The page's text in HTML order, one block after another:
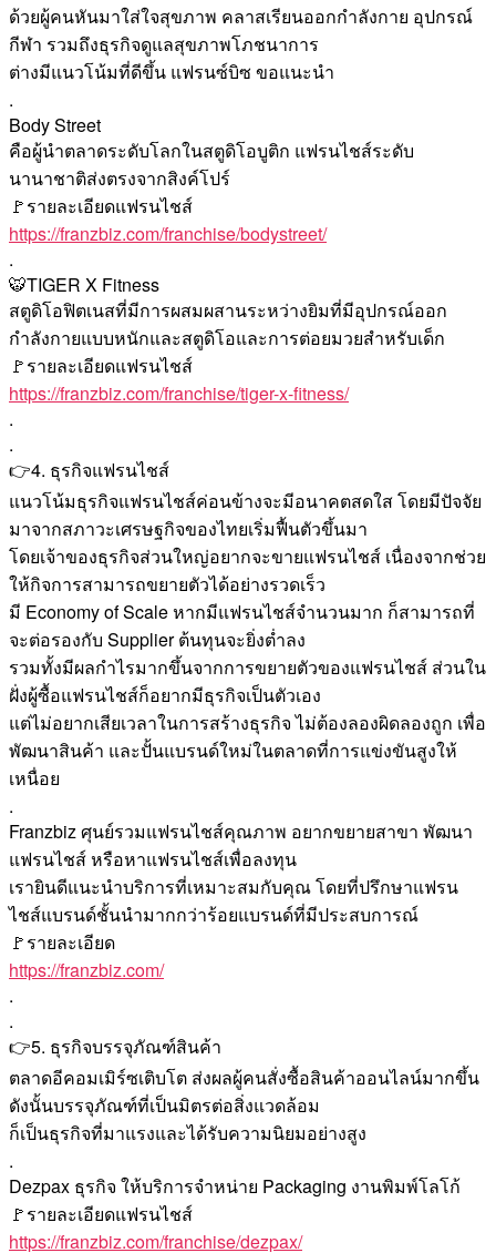
ด้วยผู้คนหันมาใส่ใจสุขภาพ คลาสเรียนออกกำลังกาย อุปกรณ์
กีฬา รวมถึงธุรกิจดูแลสุขภาพโภชนาการ
ต่างมีแนวโน้มที่ดีขึ้น แฟรนซ์บิซ ขอแนะนำ
.
Body Street
คือผู้นำตลาดระดับโลกในสตูดิโอบูติก แฟรนไชส์ระดับ
นานาชาติส่งตรงจากสิงค์โปร์
🚩รายละเอียดแฟรนไชส์
https://franzbiz.com/franchise/bodystreet/
.
🐯TIGER X Fitness
สตูดิโอฟิตเนสที่มีการผสมผสานระหว่างยิมที่มีอุปกรณ์ออก
กำลังกายแบบหนักและสตูดิโอและการต่อยมวยสำหรับเด็ก
🚩รายละเอียดแฟรนไชส์
https://franzbiz.com/franchise/tiger-x-fitness/
.
.
👉4. ธุรกิจแฟรนไชส์
แนวโน้มธุรกิจแฟรนไชส์ค่อนข้างจะมีอนาคตสดใส โดยมีปัจจัย
มาจากสภาวะเศรษฐกิจของไทยเริ่มฟื้นตัวขึ้นมา
โดยเจ้าของธุรกิจส่วนใหญ่อยากจะขายแฟรนไชส์ เนื่องจากช่วย
ให้กิจการสามารถขยายตัวได้อย่างรวดเร็ว
มี Economy of Scale หากมีแฟรนไชส์จำนวนมาก ก็สามารถที่
จะต่อรองกับ Supplier ต้นทุนจะยิ่งต่ำลง
รวมทั้งมีผลกำไรมากขึ้นจากการขยายตัวของแฟรนไชส์ ส่วนใน
ฝั่งผู้ซื้อแฟรนไชส์ก็อยากมีธุรกิจเป็นตัวเอง
แต่ไม่อยากเสียเวลาในการสร้างธุรกิจ ไม่ต้องลองผิดลองถูก เพื่อ
พัฒนาสินค้า และปั้นแบรนด์ใหม่ในตลาดที่การแข่งขันสูงให้
เหนื่อย
.
Franzbiz ศุนย์รวมแฟรนไชส์คุณภาพ อยากขยายสาขา พัฒนา
แฟรนไชส์ หรือหาแฟรนไชส์เพื่อลงทุน
เรายินดีแนะนำบริการที่เหมาะสมกับคุณ โดยที่ปรึกษาแฟรน
ไชส์แบรนด์ชั้นนำมากกว่าร้อยแบรนด์ที่มีประสบการณ์
🚩รายละเอียด
https://franzbiz.com/
.
.
👉5. ธุรกิจบรรจุภัณฑ์สินค้า
ตลาดอีคอมเมิร์ซเติบโต ส่งผลผู้คนสั่งซื้อสินค้าออนไลน์มากขึ้น
ดังนั้นบรรจุภัณฑ์ที่เป็นมิตรต่อสิ่งแวดล้อม
ก็เป็นธุรกิจที่มาแรงและได้รับความนิยมอย่างสูง
.
Dezpax ธุรกิจ ให้บริการจำหน่าย Packaging งานพิมพ์โลโก้
🚩รายละเอียดแฟรนไชส์
https://franzbiz.com/franchise/dezpax/